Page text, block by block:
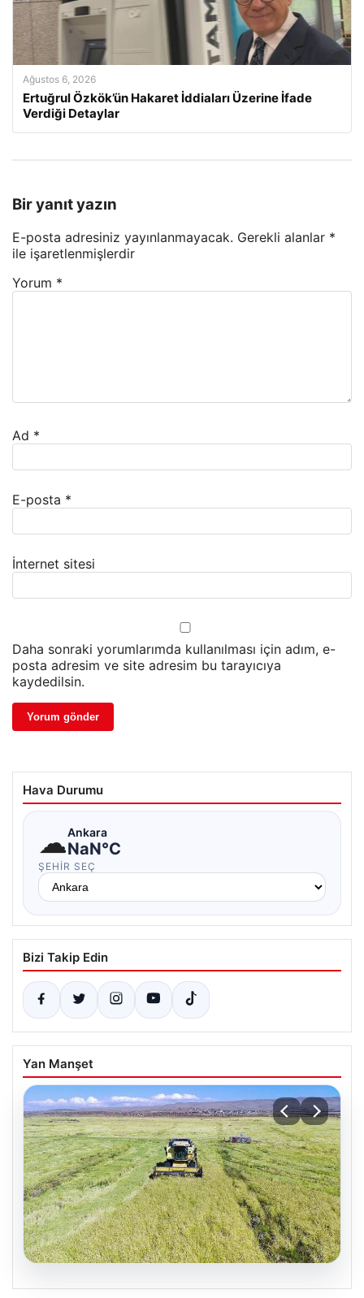
Ağustos 6, 2026
Ertuğrul Özkök’ün Hakaret İddiaları Üzerine İfade
Verdiği Detaylar
Bir yanıt yazın
E-posta adresiniz yayınlanmayacak. Gerekli alanlar *
ile işaretlenmişlerdir
Yorum *
Ad *
E-posta *
İnternet sitesi
Daha sonraki yorumlarımda kullanılması için adım, e-
posta adresim ve site adresim bu tarayıcıya
kaydedilsin.
Hava Durumu
☁Ankara
NaN°C
ŞEHIR SEÇ
Bizi Takip Edin
Yan Manşet
07.08.2026